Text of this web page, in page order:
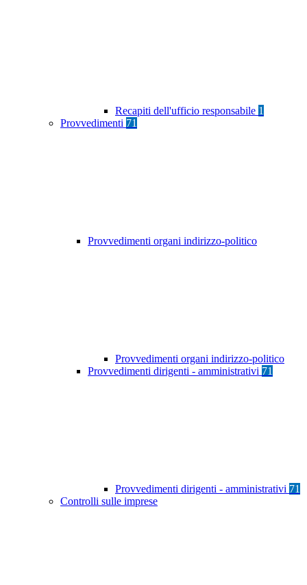
Recapiti dell'ufficio responsabile 1
Provvedimenti 71
Provvedimenti organi indirizzo-politico
Provvedimenti organi indirizzo-politico
Provvedimenti dirigenti - amministrativi 71
Provvedimenti dirigenti - amministrativi 71
Controlli sulle imprese